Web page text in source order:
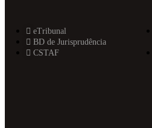
eTribunal
BD de Jurisprudência
CSTAF